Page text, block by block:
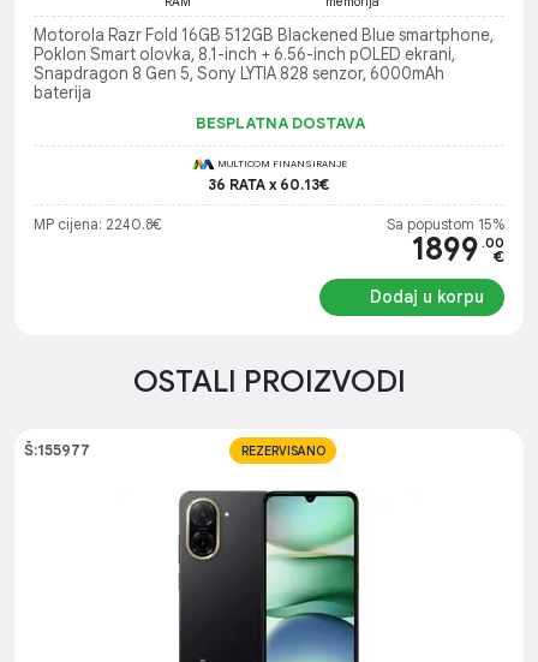
Motorola Razr Fold 16GB 512GB Blackened Blue smartphone,
Poklon Smart olovka, 8.1-inch + 6.56-inch pOLED ekrani,
Snapdragon 8 Gen 5, Sony LYTIA 828 senzor, 6000mAh
baterija
BESPLATNA DOSTAVA
MULTICOM FINANSIRANJE
36 RATA x 60.13€
MP cijena: 2240.8€ Sa popustom 15%
1899 .00
€
Dodaj u korpu
OSTALI PROIZVODI
Š:155977 REZERVISANO